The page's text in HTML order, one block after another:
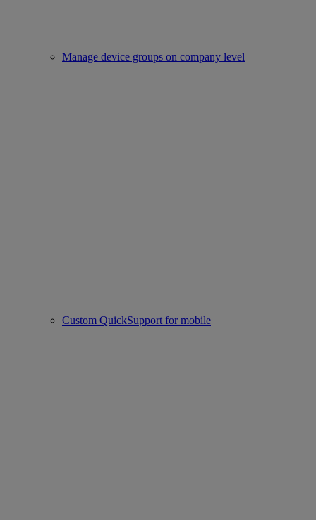
Manage device groups on company level
Custom QuickSupport for mobile